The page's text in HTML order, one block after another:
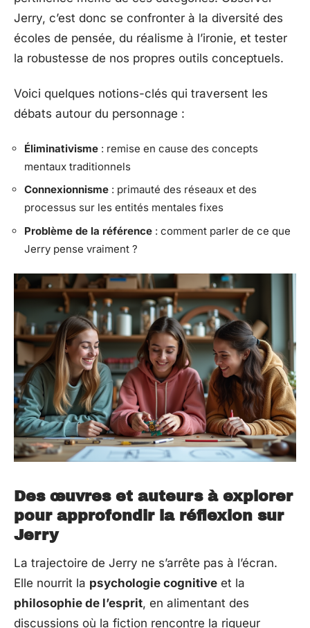
Jerry, c’est donc se confronter à la diversité des
écoles de pensée, du réalisme à l’ironie, et tester
la robustesse de nos propres outils conceptuels.
Voici quelques notions-clés qui traversent les
débats autour du personnage :
Éliminativisme : remise en cause des concepts
mentaux traditionnels
Connexionnisme : primauté des réseaux et des
processus sur les entités mentales fixes
Problème de la référence : comment parler de ce que
Jerry pense vraiment ?
Des œuvres et auteurs à explorer
pour approfondir la réflexion sur
Jerry
La trajectoire de Jerry ne s’arrête pas à l’écran.
Elle nourrit la psychologie cognitive et la
philosophie de l’esprit, en alimentant des
discussions où la fiction rencontre la rigueur